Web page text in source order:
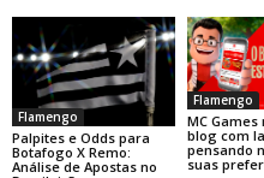
Flamengo
Palpites e Odds para
Botafogo X Remo:
Análise de Apostas no
Flamengo
MC
blog com
pensando
suas